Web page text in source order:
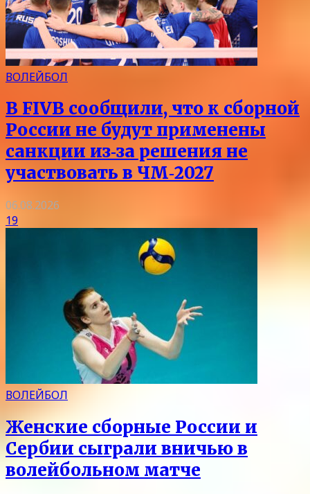
ВОЛЕЙБОЛ
В FIVB сообщили, что к сборной
России не будут применены
санкции из‑за решения не
участвовать в ЧМ‑2027
06.08.2026
19
ВОЛЕЙБОЛ
Женские сборные России и
Сербии сыграли вничью в
волейбольном матче